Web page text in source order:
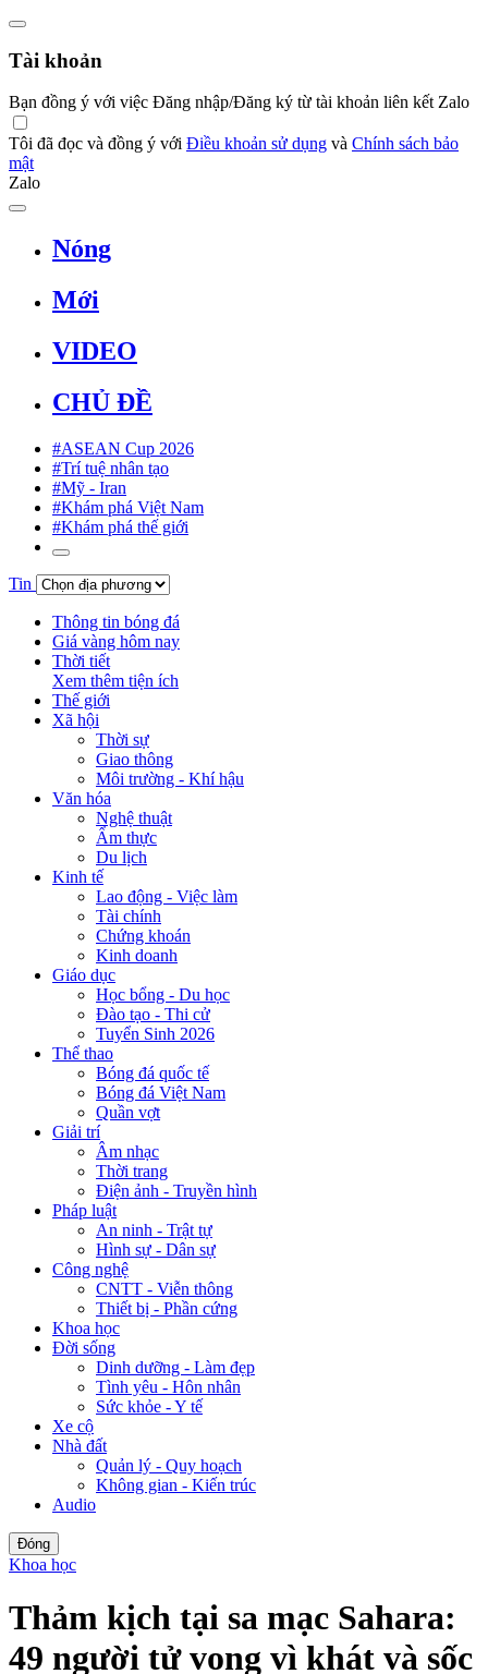
Tài khoản
Bạn đồng ý với việc Đăng nhập/Đăng ký từ tài khoản liên kết Zalo
Tôi đã đọc và đồng ý với Điều khoản sử dụng và Chính sách bảo
mật
Zalo
Nóng
Mới
VIDEO
CHỦ ĐỀ
#ASEAN Cup 2026
#Trí tuệ nhân tạo
#Mỹ - Iran
#Khám phá Việt Nam
#Khám phá thế giới
Tin
Thông tin bóng đá
Giá vàng hôm nay
Thời tiết
Xem thêm tiện ích
Thế giới
Xã hội
Thời sự
Giao thông
Môi trường - Khí hậu
Văn hóa
Nghệ thuật
Ẩm thực
Du lịch
Kinh tế
Lao động - Việc làm
Tài chính
Chứng khoán
Kinh doanh
Giáo dục
Học bổng - Du học
Đào tạo - Thi cử
Tuyển Sinh 2026
Thể thao
Bóng đá quốc tế
Bóng đá Việt Nam
Quần vợt
Giải trí
Âm nhạc
Thời trang
Điện ảnh - Truyền hình
Pháp luật
An ninh - Trật tự
Hình sự - Dân sự
Công nghệ
CNTT - Viễn thông
Thiết bị - Phần cứng
Khoa học
Đời sống
Dinh dưỡng - Làm đẹp
Tình yêu - Hôn nhân
Sức khỏe - Y tế
Xe cộ
Nhà đất
Quản lý - Quy hoạch
Không gian - Kiến trúc
Audio
Đóng
Khoa học
Thảm kịch tại sa mạc Sahara:
49 người tử vong vì khát và sốc